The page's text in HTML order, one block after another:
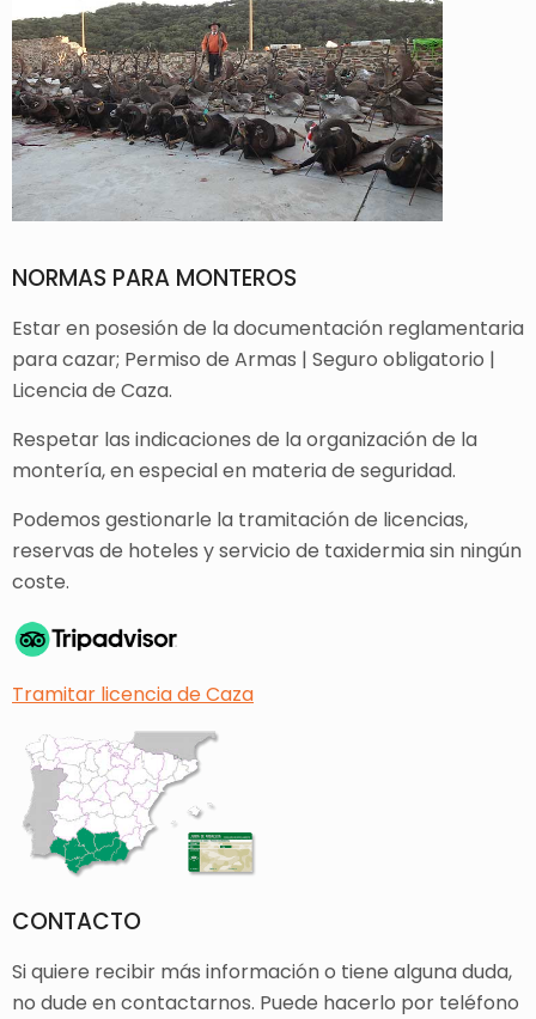
NORMAS PARA MONTEROS
Estar en posesión de la documentación reglamentaria
para cazar; Permiso de Armas | Seguro obligatorio |
Licencia de Caza.
Respetar las indicaciones de la organización de la
montería, en especial en materia de seguridad.
Podemos gestionarle la tramitación de licencias,
reservas de hoteles y servicio de taxidermia sin ningún
coste.
Tramitar licencia de Caza
CONTACTO
Si quiere recibir más información o tiene alguna duda,
no dude en contactarnos. Puede hacerlo por teléfono